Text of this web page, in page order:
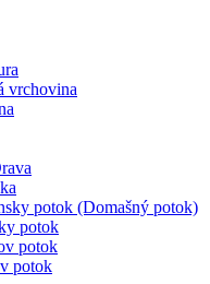
vrchovina
potok (Domašný potok)
potok
potok
potok